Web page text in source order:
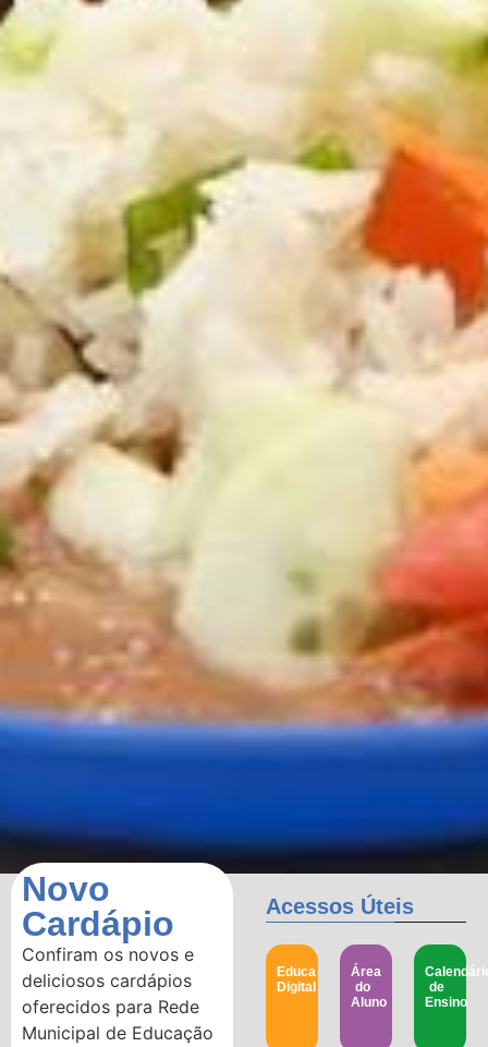
Novo
Cardápio
Confiram os novos e
deliciosos cardápios
oferecidos para Rede
Municipal de Educação
Acessos Úteis
Educa
Digital
Área
do
Aluno
de
Ensino